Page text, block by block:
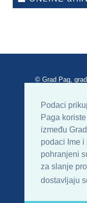
Podaci
Paga
između
podaci Ime i
pohranjeni
za slanje
dostavljaju
© Grad Pag,
Uvjeti